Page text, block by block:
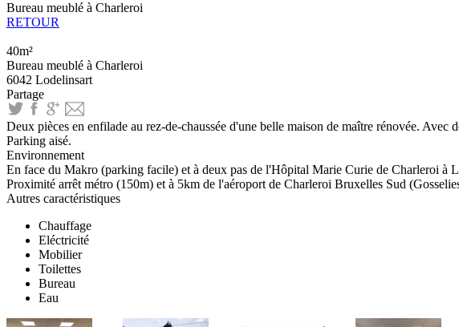
Bureau meublé à Charleroi
RETOUR
40m²
Bureau meublé à Charleroi
6042 Lodelinsart
Partage
Deux pièces en enfilade au rez-de-chaussée d'une belle maison de maître rénovée. Avec
Parking aisé.
Environnement
En face du Makro (parking facile) et à deux pas de l'Hôpital Marie Curie de Charleroi à
Proximité arrêt métro (150m) et à 5km de l'aéroport de Charleroi Bruxelles Sud
Autres caractéristiques
Chauffage
Eléctricité
Mobilier
Toilettes
Bureau
Eau